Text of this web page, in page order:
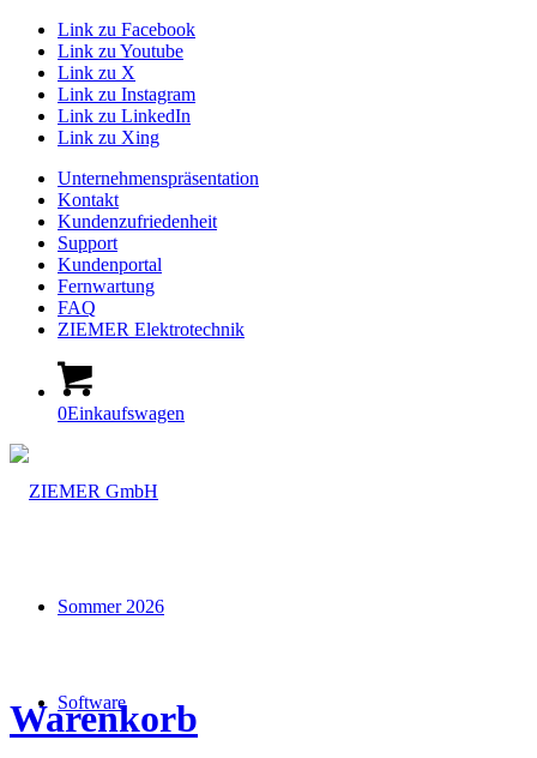
Link zu Facebook
Link zu Youtube
Link zu X
Link zu Instagram
Link zu LinkedIn
Link zu Xing
Unternehmenspräsentation
Kontakt
Kundenzufriedenheit
Support
Kundenportal
Fernwartung
FAQ
ZIEMER Elektrotechnik
0Einkaufswagen
Sommer 2026
Software
Warenkorb